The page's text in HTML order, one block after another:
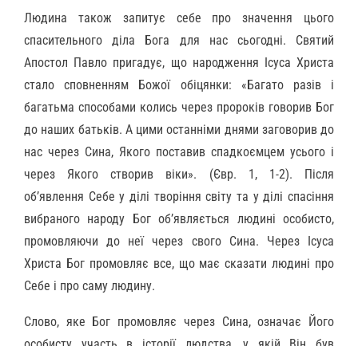
Людина також запитує себе про значення цього
спасительного діла Бога для нас сьогодні. Святий
Апостол Павло пригадує, що народження Ісуса Христа
стало сповненням Божої обіцянки: «Багато разів і
багатьма способами колись через пророків говорив Бог
до наших батьків. А цими останніми днями заговорив до
нас через Сина, Якого поставив спадкоємцем усього і
через Якого створив віки». (Євр. 1, 1-2). Після
об’явлення Себе у ділі творіння світу та у ділі спасіння
вибраного народу Бог об’являється людині особисто,
промовляючи до неї через свого Сина. Через Ісуса
Христа Бог промовляє все, що має сказати людині про
Себе і про саму людину.
Слово, яке Бог промовляє через Сина, означає Його